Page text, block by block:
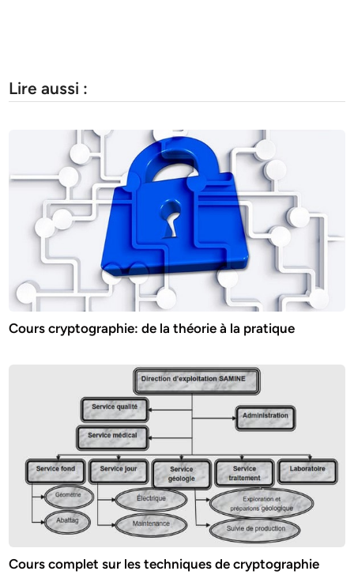
Lire aussi :
Cours cryptographie: de la théorie à la pratique
Cours complet sur les techniques de cryptographie